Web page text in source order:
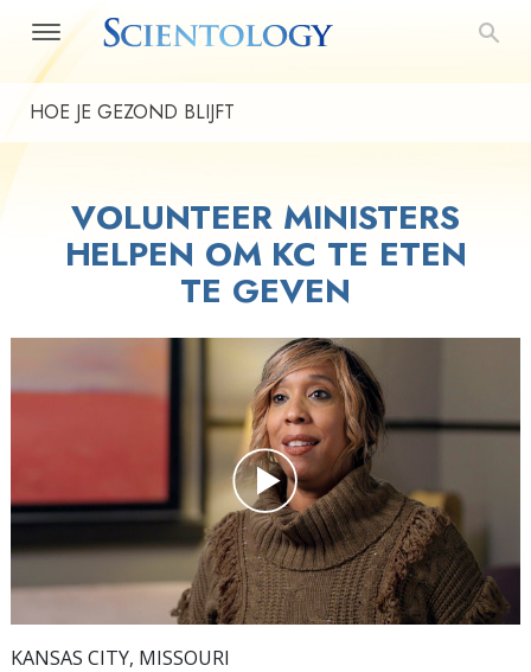
HOE JE GEZOND BLIJFT
VOLUNTEER MINISTERS
HELPEN OM KC TE ETEN
TE GEVEN
Play
Video
KANSAS CITY, MISSOURI